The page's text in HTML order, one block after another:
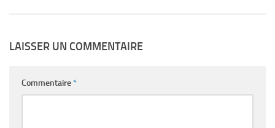
LAISSER UN COMMENTAIRE
Commentaire*